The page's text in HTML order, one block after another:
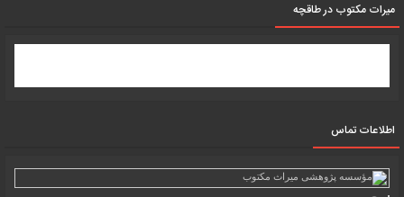
میرات مکتوب در طاقچه
اطلاعات تماس